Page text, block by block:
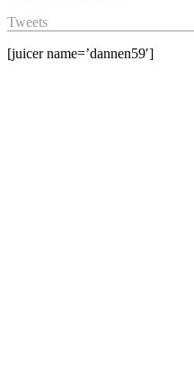
Tweets
[juicer name=’dannen59′]